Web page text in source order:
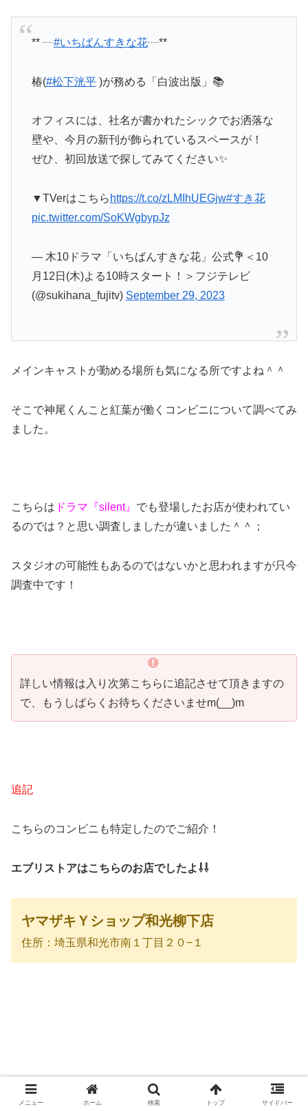
** ┈#いちばんすきな花┈**
椿(#松下洸平)が務める「白波出版」📚
オフィスには、社名が書かれたシックでお洒落な
壁や、今月の新刊が飾られているスペースが！
ぜひ、初回放送で探してみてください✨
▼TVerはこちら https://t.co/zLMIhUEGjw#すき花
pic.twitter.com/SoKWgbypJz
— 木10ドラマ「いちばんすきな花」公式💐＜10
月12日(木)よる10時スタート！＞フジテレビ
(@sukihana_fujitv) September 29, 2023
メインキャストが勤める場所も気になる所ですよね＾＾
そこで神尾くんこと紅葉が働くコンビニについて調べてみ
ました。
こちらは ドラマ『silent』 でも登場したお店が使われてい
るのでは？と思い調査しましたが違いました＾＾；
スタジオの可能性もあるのではないかと思われますが只今
調査中です！
詳しい情報は入り次第こちらに追記させて頂きますの
で、もうしばらくお待ちくださいませm(__)m
追記
こちらのコンビニも特定したのでご紹介！
エブリストアはこちらのお店でしたよ⇩⇩
ヤマザキＹショップ和光柳下店
住所：埼玉県和光市南１丁目２０−１
メニュー ホーム 検索 トップ サイドバー